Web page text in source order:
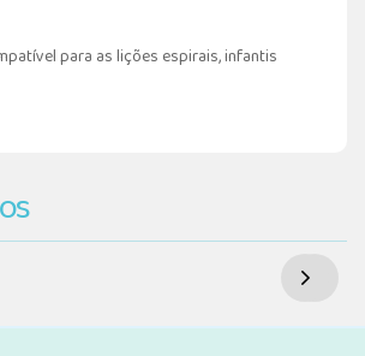
para as lições espirais, infantis